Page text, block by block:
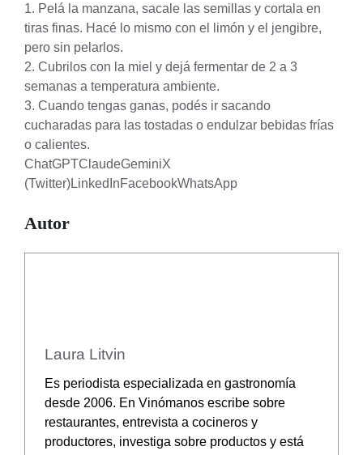
Pelá la manzana, sacale las semillas y cortala en
tiras finas. Hacé lo mismo con el limón y el jengibre,
pero sin pelarlos.
Cubrilos con la miel y dejá fermentar de 2 a 3
semanas a temperatura ambiente.
Cuando tengas ganas, podés ir sacando
cucharadas para las tostadas o endulzar bebidas frías
o calientes.
ChatGPTClaudeGeminiX
(Twitter)LinkedInFacebookWhatsApp
Autor
Laura Litvin
Es periodista especializada en gastronomía
desde 2006. En Vinómanos escribe sobre
restaurantes, entrevista a cocineros y
productores, investiga sobre productos y está